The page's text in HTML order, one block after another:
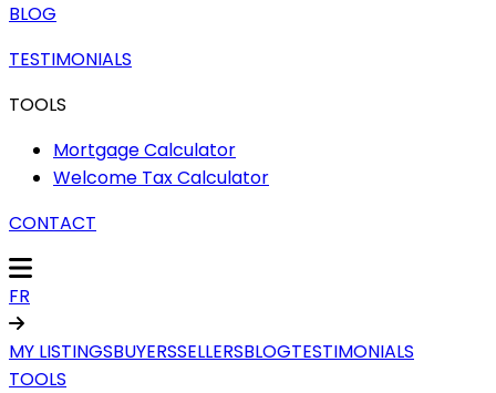
BLOG
TESTIMONIALS
TOOLS
Mortgage Calculator
Welcome Tax Calculator
CONTACT
FR
MY LISTINGSBUYERSSELLERSBLOGTESTIMONIALS
TOOLS